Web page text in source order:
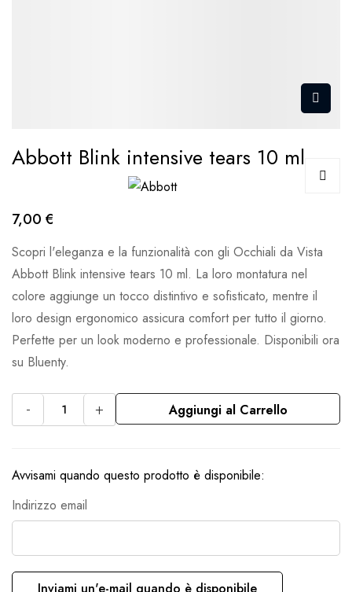
Abbott Blink intensive tears 10 ml
7,00 €
Scopri l'eleganza e la funzionalità con gli Occhiali da Vista
Abbott Blink intensive tears 10 ml. La loro montatura nel
colore aggiunge un tocco distintivo e sofisticato, mentre il
loro design ergonomico assicura comfort per tutto il giorno.
Perfette per un look moderno e professionale. Disponibili ora
su Bluenty.
- + Aggiungi al Carrello
Avvisami quando questo prodotto è disponibile:
Indirizzo email